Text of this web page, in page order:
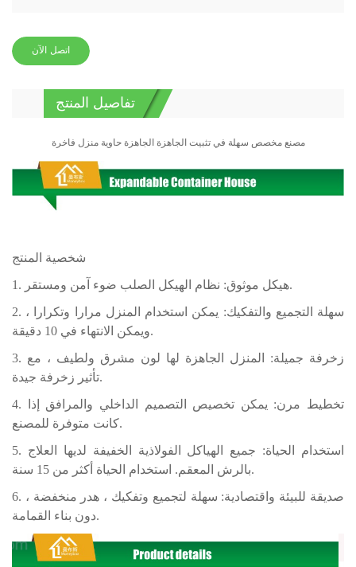
اتصل الآن
تفاصيل المنتج
مصنع مخصص سهلة في تثبيت الجاهزة الجاهزة حاوية منزل فاخرة
شخصية المنتج
1. هيكل موثوق: نظام الهيكل الصلب ضوء آمن ومستقر.
2. سهلة التجميع والتفكيك: يمكن استخدام المنزل مرارا وتكرارا ،
ويمكن الانتهاء في 10 دقيقة.
3. زخرفة جميلة: المنزل الجاهزة لها لون مشرق ولطيف ، مع
تأثير زخرفة جيدة.
4. تخطيط مرن: يمكن تخصيص التصميم الداخلي والمرافق إذا
كانت متوفرة للمصنع.
5. استخدام الحياة: جميع الهياكل الفولاذية الخفيفة لديها العلاج
بالرش المعقم. استخدام الحياة أكثر من 15 سنة.
6. صديقة للبيئة واقتصادية: سهلة لتجميع وتفكيك ، هدر منخفضة ،
دون بناء القمامة.